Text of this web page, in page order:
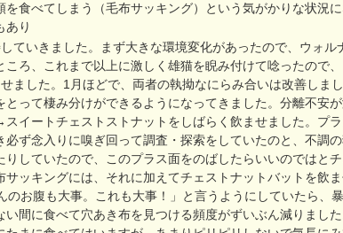
を食べてしまう（毛布サッキング）という気がかりな状況
あり
ていきました。まず大きな環境変化があったので、ウォル
ころ、これまで以上に激しく雄猫を睨み付けて唸ったので
ました。1月ほどで、両者の執拗なにらみ合いは改善しま
とって棲み分けができるようになってきました。分離不安
イートチェストストナットをしばらく飲ませました。プ
必ず念入りに嗅ぎ回って調査・探索をしていたのと、不調
りしていたので、このプラス面をのばしたらいいのではと
サッキングには、それに加えてチェストナットバットを飲
のお腹も大事。これも大事！」と言うようにしていたら、
間に食べて穴あき布を見つける頻度がずいぶん減りました